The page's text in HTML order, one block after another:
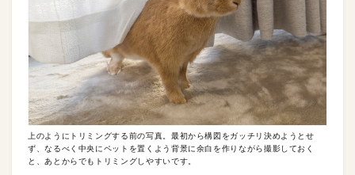
上のようにトリミングする前の写真。最初から構図をガッチリ決めようとせ
ず、なるべく中央にペットを置くよう背景に余白を作りながら撮影しておく
と、あとからでもトリミングしやすいです。